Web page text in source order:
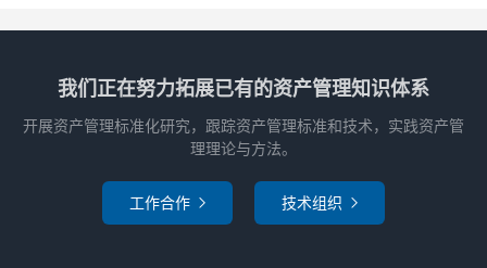
资产管理所关注的要比资产处置更广泛，涵盖机构的众多层面，且适用于各级职能或
部门。每个术语和概念在ISO 55000“资产管理” 中均有解释，正展示了资产管理如
随着资产管理这门学科被广泛接受，在很多情况下，许多其他活动都被更名为资产管
这里有几个测试，如可在讨论或活动上分辨资产管理还是资产处置。
当谈到资产管理的时候，你最关注哪些议题？
我们正在努力拓展已有的资产管理知识体系
开展资产管理标准化研究，跟踪资产管理标准和技术，实践资产管
理理论与方法。
工作合作  技术组织 